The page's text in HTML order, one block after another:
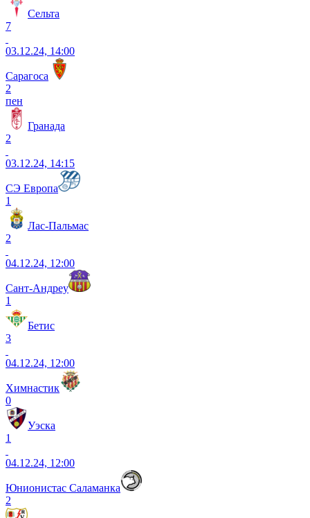
Сельта
7
03.12.24, 14:00
Сарагоса
2
пен
Гранада
2
03.12.24, 14:15
СЭ Европа
1
Лас-Пальмас
2
04.12.24, 12:00
Сант-Андреу
1
Бетис
3
04.12.24, 12:00
Химнастик
0
Уэска
1
04.12.24, 12:00
Юнионистас Саламанка
2